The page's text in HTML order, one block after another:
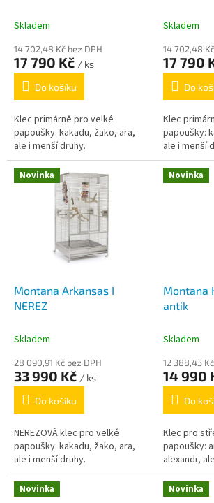
Skladem
14 702,48 Kč bez DPH
17 790 Kč / ks
Do košíku
Klec primárně pro velké
papoušky: kakadu, žako, ara,
ale i menší druhy.
Skladem
14 702,48
17 790
Do
Klec
papoušky:
ale i menší
Novinka
Montana Arkansas I
NEREZ
Skladem
28 090,91 Kč bez DPH
33 990 Kč / ks
Do košíku
NEREZOVÁ klec pro velké
papoušky: kakadu, žako, ara,
ale i menší druhy.
Novinka
Montana
antik
Skladem
12 388,43
14 990
Do
Klec pro
papoušky:
alexandr,
Novinka Novinka